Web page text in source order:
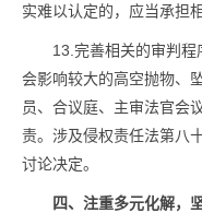
实难以认定的，应当承担
13.完善相关的审判
会影响较大的高空抛物、
员、合议庭、主审法官会
责。涉及侵权责任法第八
讨论决定。
四、注重多元化解，